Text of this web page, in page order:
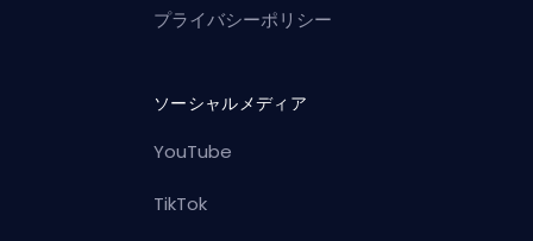
プライバシーポリシー
ソーシャルメディア
YouTube
TikTok